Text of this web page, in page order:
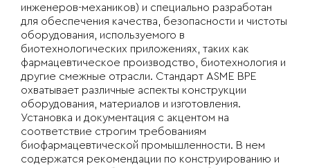
инженеров-механиков) и специально разработан
для обеспечения качества, безопасности и чистоты
оборудования, используемого в
биотехнологических приложениях, таких как
фармацевтическое производство, биотехнология и
другие смежные отрасли. Стандарт ASME BPE
охватывает различные аспекты конструкции
оборудования, материалов и изготовления.
Установка и документация с акцентом на
соответствие строгим требованиям
биофармацевтической промышленности. В нем
содержатся рекомендации по конструированию и